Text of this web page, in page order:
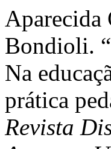
Aparecida
Bondioli.
Na
prática
Revista